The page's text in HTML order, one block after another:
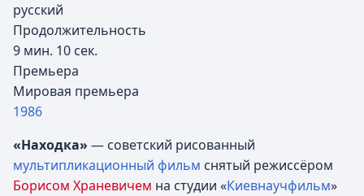
русский
Продолжительность
9 мин. 10 сек.
Премьера
Мировая премьера
1986
«Находка» — советский рисованный
мультипликационный фильм снятый режиссёром
Борисом Храневичем на студии «Киевнаучфильм»